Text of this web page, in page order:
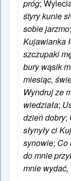
próg;
śtyry kunie
sobie jarzmo;
Kujawianka
szczupaki
bury wąsik
miesiąc,
Wyndruj ze
wiedziała;
dzień dobry;
słynyły ci
synowie; Co
do mnie
mnie